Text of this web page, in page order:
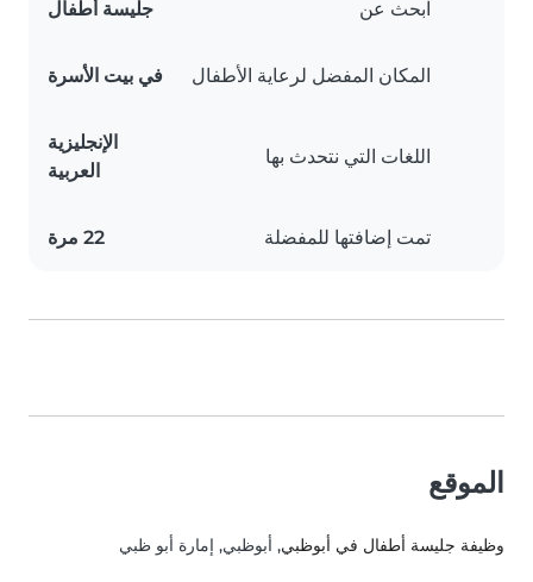
ابحث عن جليسة أطفال
المكان المفضل لرعاية الأطفال في بيت الأسرة
اللغات التي نتحدث بها
الإنجليزية
العربية
تمت إضافتها للمفضلة 22 مرة
الموقع
وظيفة جليسة أطفال في أبوظبي, أبوظبي, إمارة أبو ظبي